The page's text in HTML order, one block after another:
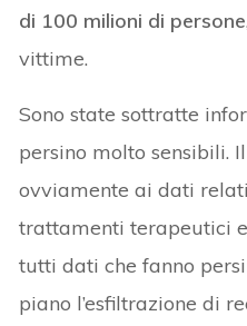
di 100 milioni di persone
vittime.
Sono state sottratte
persino molto sensibili.
ovviamente ai dati
trattamenti terapeutici
tutti dati che fanno
piano l’esfiltrazione di